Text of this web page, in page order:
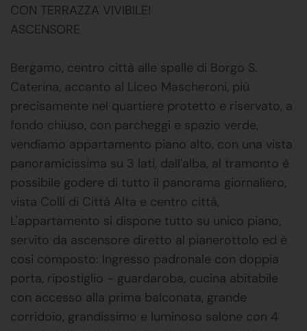
CON TERRAZZA VIVIBILE!
ASCENSORE
Bergamo, centro città alle spalle di Borgo S.
Caterina, accanto al Liceo Mascheroni, più
precisamente nel quartiere protetto e riservato, a
fondo chiuso, con parcheggi e spazio verde,
vendiamo appartamento piano alto, con una vista
panoramicissima su 3 lati, dall'alba, al tramonto è
possibile godere di tutto il panorama giornaliero,
vista Colli di Città Alta e centro città,
L'appartamento si dispone tutto su unico piano,
servito da ascensore diretto al pianerottolo ed è
cosi composto: Ingresso padronale con doppia
porta, ripostiglio - guardaroba, cucina abitabile
con accesso alla prima balconata, grande
corridoio, grandissimo e luminoso salone con 4